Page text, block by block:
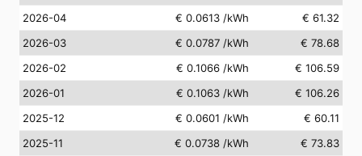
2026-04
€ 0.0613 /kWh
€ 61.32
2026-03
€ 0.0787 /kWh
€ 78.68
2026-02
€ 0.1066 /kWh
€ 106.59
2026-01
€ 0.1063 /kWh
€ 106.26
2025-12
€ 0.0601 /kWh
€ 60.11
2025-11
€ 0.0738 /kWh
€ 73.83